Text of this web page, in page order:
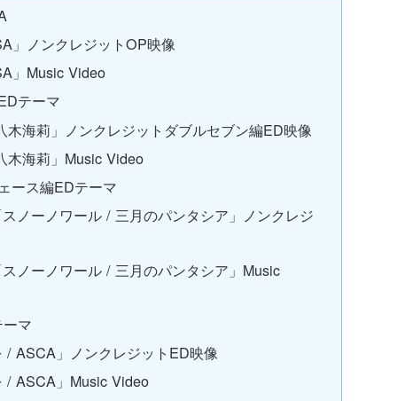
」ノンクレジットOP映像
」Music Video
テーマ
海莉」ノンクレジットダブルセブン編ED映像
木海莉」Music Video
ース編EDテーマ
ノーノワール / 三月のパンタシア」ノンクレジ
ノーノワール / 三月のパンタシア」Music
マ
ASCA」ノンクレジットED映像
/ ASCA」Music Video